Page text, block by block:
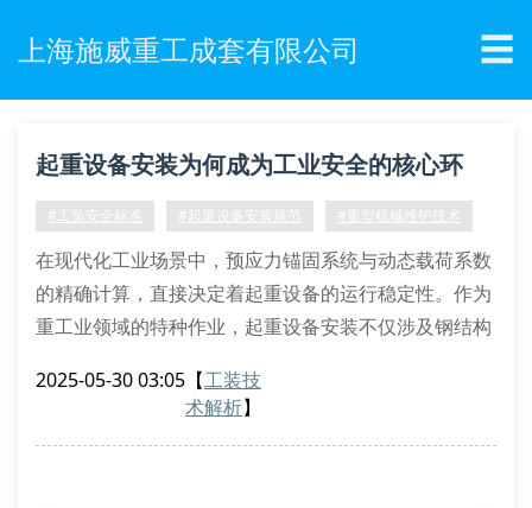
上海施威重工成套有限公司 ☰
起重设备安装为何成为工业安全的核心环
节？
#工装安全标准 #起重设备安装规范 #重型机械维护技术
在现代化工业场景中，预应力锚固系统与动态载荷系数
的精确计算，直接决定着起重设备的运行稳定性。作为
重工业领域的特种作业，起重设备安装不仅涉及钢结构
险。
2025-05-30 03:05 【工装技
术解析】